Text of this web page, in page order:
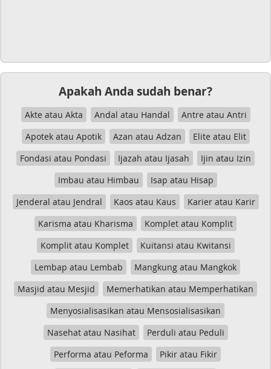
Apakah Anda sudah benar?
Akte atau Akta Andal atau Handal
Antre atau Antri
Apotek atau Apotik
Azan atau Adzan
Elite atau Elit
Fondasi atau Pondasi
Ijazah atau Ijasah
Ijin atau Izin
Imbau atau Himbau
Isap atau Hisap
Jenderal atau Jendral
Kaos atau Kaus
Karier atau Karir
Karisma atau Kharisma
Komplet atau Komplit
Komplit atau Komplet
Kuitansi atau Kwitansi
Lembap atau Lembab
Mangkung atau Mangkok
Masjid atau Mesjid
Memerhatikan atau Memperhatikan
Menyosialisasikan atau Mensosialisasikan
Nasehat atau Nasihat
Perduli atau Peduli
Performa atau Peforma
Pikir atau Fikir